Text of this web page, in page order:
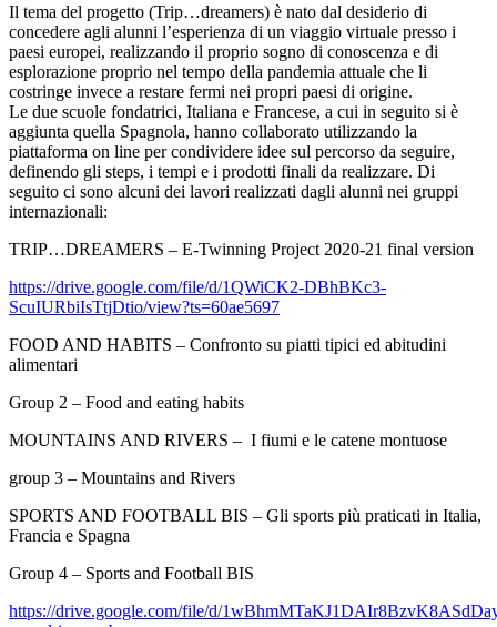
Il tema del progetto (Trip…dreamers) è nato dal desiderio di
concedere agli alunni l’esperienza di un viaggio virtuale presso i
paesi europei, realizzando il proprio sogno di conoscenza e di
esplorazione proprio nel tempo della pandemia attuale che li
costringe invece a restare fermi nei propri paesi di origine.
Le due scuole fondatrici, Italiana e Francese, a cui in seguito si è
aggiunta quella Spagnola, hanno collaborato utilizzando la
piattaforma on line per condividere idee sul percorso da seguire,
definendo gli steps, i tempi e i prodotti finali da realizzare. Di
seguito ci sono alcuni dei lavori realizzati dagli alunni nei gruppi
internazionali:
TRIP…DREAMERS – E-Twinning Project 2020-21 final version
https://drive.google.com/file/d/1QWiCK2-DBhBKc3-
ScuIURbiIsTtjDtio/view?ts=60ae5697
FOOD AND HABITS – Confronto su piatti tipici ed abitudini
alimentari
Group 2 – Food and eating habits
MOUNTAINS AND RIVERS – I fiumi e le catene montuose
group 3 – Mountains and Rivers
SPORTS AND FOOTBALL BIS – Gli sports più praticati in Italia,
Francia e Spagna
Group 4 – Sports and Football BIS
https://drive.google.com/file/d/